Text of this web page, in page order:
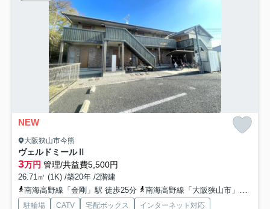
NEW
大阪狭山市今熊
ヴェルドミールⅡ
3万円 管理/共益費5,500円
26.71㎡ (1K) /築20年 /2階建
南海高野線「金剛」駅 徒歩25分
南海高野線「大阪狭山市」駅 徒歩29分
駐輪場 CATV 宅配ボックス
インターネット対応